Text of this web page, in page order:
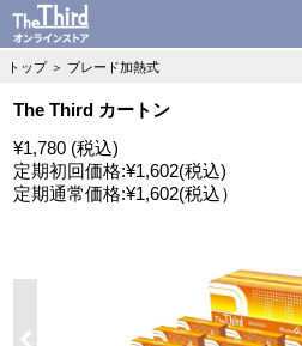
トップ ＞ ブレード加熱式
The Third カートン
¥1,780 (税込)
定期初回価格:¥1,602(税込)
定期通常価格:¥1,602(税込）